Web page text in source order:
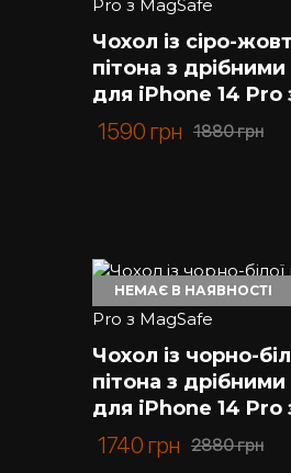
Чохол із сіро-
пітона з
для iPhone 14 Pro
1880грн
1590 грн
НЕМАЄ В НАЯВНОСТІ
Чохол із чорно-
пітона з
для iPhone 14 Pro
2880грн
1740 грн